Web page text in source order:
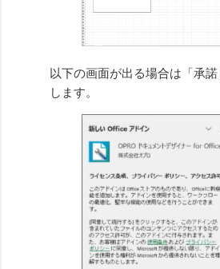
以下の画面が出る場合は「承
します。